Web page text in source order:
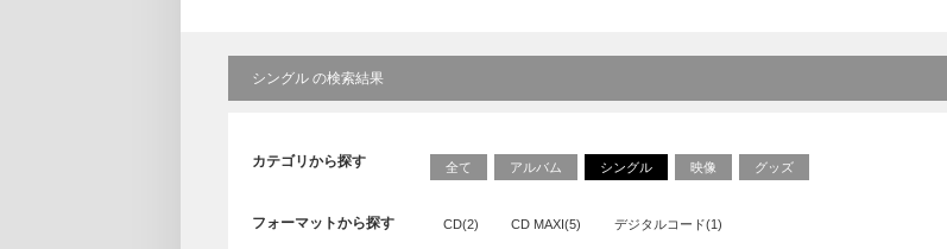
シングル の検索結果
カテゴリから探す 全て アルバム シングル 映像 グッズ
フォーマットから探す CD(2) CD MAXI(5) デジタルコード(1)